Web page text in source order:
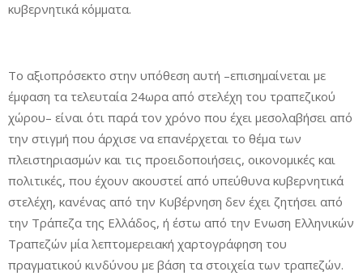
κυβερνητικά κόμματα.
Το αξιοπρόσεκτο στην υπόθεση αυτή –επισημαίνεται με
έμφαση τα τελευταία 24ωρα από στελέχη του τραπεζικού
χώρου– είναι ότι παρά τον χρόνο που έχει μεσολαβήσει από
την στιγμή που άρχισε να επανέρχεται το θέμα των
πλειστηριασμών και τις προειδοποιήσεις, οικονομικές και
πολιτικές, που έχουν ακουστεί από υπεύθυνα κυβερνητικά
στελέχη, κανένας από την Κυβέρνηση δεν έχει ζητήσει από
την Τράπεζα της Ελλάδος, ή έστω από την Ενωση Ελληνικών
Τραπεζών μία λεπτομερειακή χαρτογράφηση του
πραγματικού κινδύνου με βάση τα στοιχεία των τραπεζών.